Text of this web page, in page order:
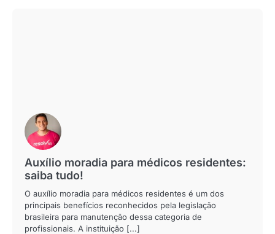
Auxílio moradia para médicos residentes:
saiba tudo!
O auxílio moradia para médicos residentes é um dos
principais benefícios reconhecidos pela legislação
brasileira para manutenção dessa categoria de
profissionais. A instituição [...]